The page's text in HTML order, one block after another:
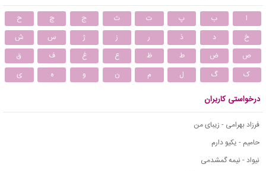
ا ب پ ت ث ج چ
ح
خ
د ذ ر ز ژ س
ش
ص
ض ط ظ ع غ ف
ق
ک
گ ل م ن و ه ی
درخواستی کاربران
فرزاد بهرامی - زیبای من
حامیم - یکیو دارم
نیواد - نیمه گمشدمی